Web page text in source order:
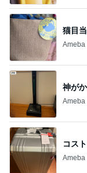
猫目
Ameba
神が
Ameba
コス
Ameba